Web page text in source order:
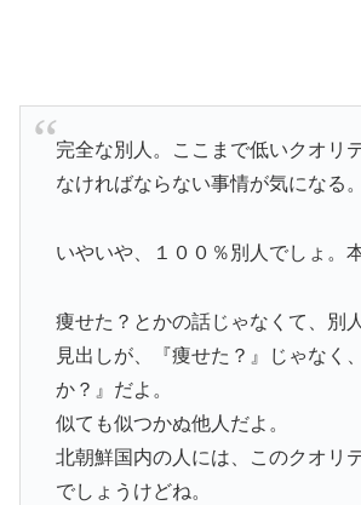
完全な別人。ここまで低いクオリ
なければならない事情が気になる。
いやいや、１００％別人でしょ。
痩せた？とかの話じゃなくて、別
見出しが、『痩せた？』じゃなく
か？』だよ。
似ても似つかぬ他人だよ。
北朝鮮国内の人には、このクオリ
でしょうけどね。